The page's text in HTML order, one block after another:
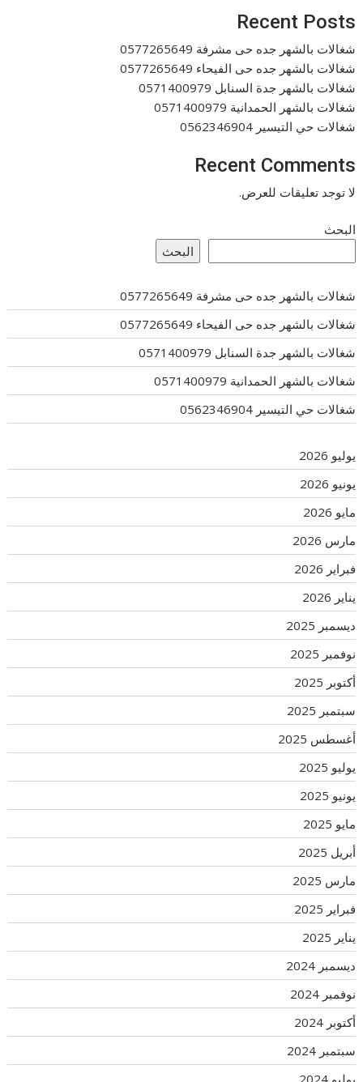
Recent Posts
شغالات بالشهر جده حى مشرفة 0577265649
شغالات بالشهر جده حى الفيحاء 0577265649
شغالات بالشهر جدة السنابل 0571400979
شغالات بالشهر الحمدانية 0571400979
شغالات حي التيسير 0562346904
Recent Comments
لا توجد تعليقات للعرض.
البحث
البحث
شغالات بالشهر جده حى مشرفة 0577265649
شغالات بالشهر جده حى الفيحاء 0577265649
شغالات بالشهر جدة السنابل 0571400979
شغالات بالشهر الحمدانية 0571400979
شغالات حي التيسير 0562346904
يوليو 2026
يونيو 2026
مايو 2026
مارس 2026
فبراير 2026
يناير 2026
ديسمبر 2025
نوفمبر 2025
أكتوبر 2025
سبتمبر 2025
أغسطس 2025
يوليو 2025
يونيو 2025
مايو 2025
أبريل 2025
مارس 2025
فبراير 2025
يناير 2025
ديسمبر 2024
نوفمبر 2024
أكتوبر 2024
سبتمبر 2024
يوليو 2024